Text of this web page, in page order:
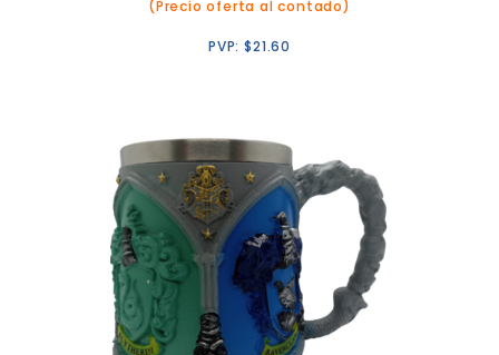
(Precio oferta al contado)
PVP:$21.60